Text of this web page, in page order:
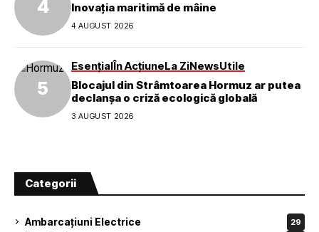
Inovația maritimă de mâine
4 AUGUST 2026
EsențialÎn AcțiuneLa ZiNewsUtile
Blocajul din Strâmtoarea Hormuz ar putea
declanșa o criză ecologică globală
3 AUGUST 2026
Categorii
Ambarcațiuni Electrice 29